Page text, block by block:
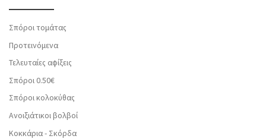
Σπόροι τομάτας
Προτεινόμενα
Τελευταίες αφίξεις
Σπόροι 0.50€
Σπόροι κολοκύθας
Ανοιξιάτικοι βολβοί
Κοκκάρια - Σκόρδα